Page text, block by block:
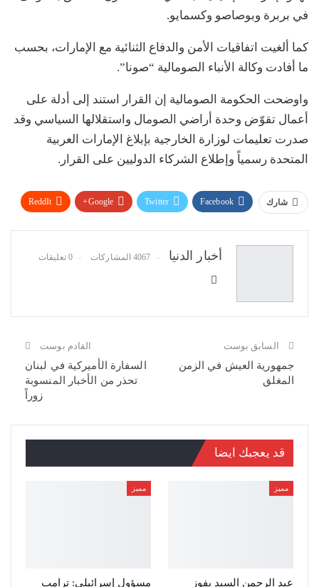
في بربرة وبوصاصو وكسمايو.
كما ألغيت اتفاقيات الأمن والدفاع الثنائية مع الإمارات، بحسب
ما أفادت وكالة الأنباء الصومالية “صونا”.
واوضحت الحكومة الصومالية إن القرار استند إلى أدلة على
أعمال تقوّض وحدة أراضي الصومال واستقلالها السياسي وقد
صدرت تعليمات لوزارة الخارجية بإبلاغ الإمارات العربية
المتحدة رسمياً وإطلاع الشركاء الدوليين على القرار.
شارك Facebook
Twitter
Google+
ReddIt
أخبار الدنيا 4067 المشاركات 0 تعليقات
السابق بوست
جمهورية العيش في الزمن
المغلق
القادم بوست
السفارة الأميركية في لبنان
تحذر من الأخبار المنسوبة
زوراً
قد يعجبك ايضا
مميز
عبد الرحمن السيد يفوز
مميز
مسؤول إسرائيلي: ترامب